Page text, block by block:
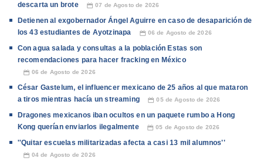
descarta un brote 📅 07 de Agosto de 2026
Detienen al exgobernador Ángel Aguirre en caso de desaparición de
los 43 estudiantes de Ayotzinapa
📅 06 de Agosto de 2026
Con agua salada y consultas a la población Estas son
recomendaciones para hacer fracking en México
📅 06 de Agosto de 2026
César Gastelum, el influencer mexicano de 25 años al que mataron
a tiros mientras hacía un streaming
📅 05 de Agosto de 2026
Dragones mexicanos iban ocultos en un paquete rumbo a Hong
Kong querían enviarlos ilegalmente
📅 05 de Agosto de 2026
''Quitar escuelas militarizadas afecta a casi 13 mil alumnos''
📅 04 de Agosto de 2026